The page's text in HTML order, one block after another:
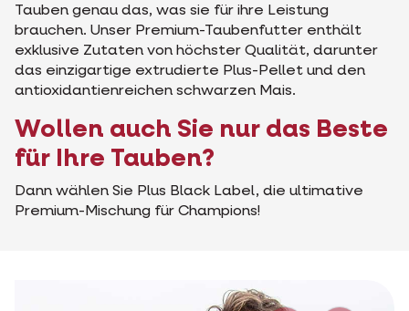
Tauben genau das, was sie für ihre Leistung
brauchen. Unser Premium-Taubenfutter enthält
exklusive Zutaten von höchster Qualität, darunter
das einzigartige extrudierte Plus-Pellet und den
antioxidantienreichen schwarzen Mais.
Wollen auch Sie nur das Beste
für Ihre Tauben?
Dann wählen Sie Plus Black Label, die ultimative
Premium-Mischung für Champions!